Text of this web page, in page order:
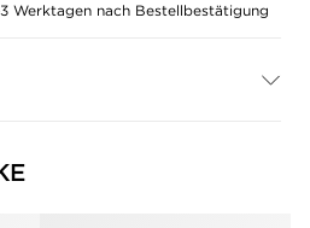
Werktagen nach Bestellbestätigung